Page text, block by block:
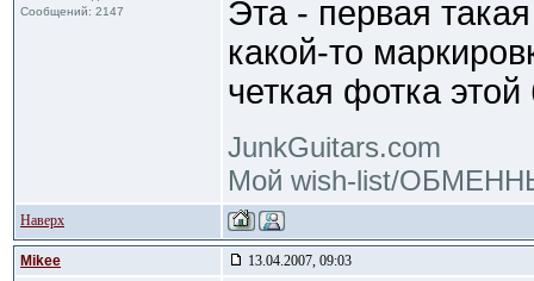
Сообщений: 2147
Эта - первая
какой-то
четкая фотка
JunkGuitars.com
Мой wish-list/
Наверх
Mikee 13.04.2007, 09:03